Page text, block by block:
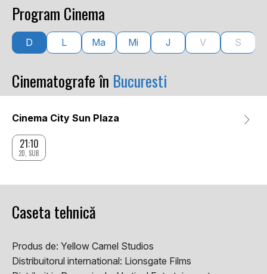
Program Cinema
D L Ma Mi J V S
Cinematografe în Bucuresti
Cinema City Sun Plaza
21:10
2D, SUB
Caseta tehnică
Produs de: Yellow Camel Studios
Distribuitorul international: Lionsgate Films